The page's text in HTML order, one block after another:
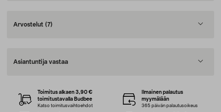
Arvostelut (7)
Asiantuntija vastaa
Toimitus alkaen 3,90 €
toimitustavalla Budbee
Katso toimitusvaihtoehdot
Ilmainen palautus
myymälään
365 päivän palautusoikeus